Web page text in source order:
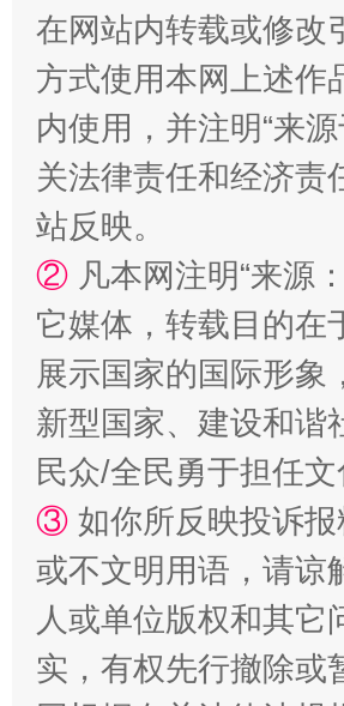
漫山遍野的桃花与雪山、麦地、白藏房
招工难、用工荒背后
在网站内转载或修改
方式使用本网上述作
内使用，并注明“来
关法律责任和经济责
站反映。
② 凡本网注明“来源
它媒体，转载目的在
展示国家的国际形象
新型国家、建设和谐
民众/全民勇于担任
③ 如你所反映投诉
或不文明用语，请谅
人或单位版权和其它
实，有权先行撤除或